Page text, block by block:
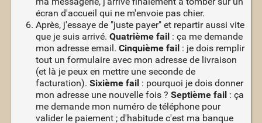
écran d'accueil qui ne m'envoie pas chier.
Après, j'essaye de "juste payer" et repartir aussi vite
que je suis arrivé. Quatrième fail: ça me demande
mon adresse email. Cinquième fail: je dois remplir
tout un formulaire avec mon adresse de livraison
(et là je peux en mettre une seconde de
facturation). Sixième fail: pourquoi je dois donner
mon adresse une nouvelle fois ? Septième fail: ça
me demande mon numéro de téléphone pour
valider le paiement ; d'habitude c'est ma banque